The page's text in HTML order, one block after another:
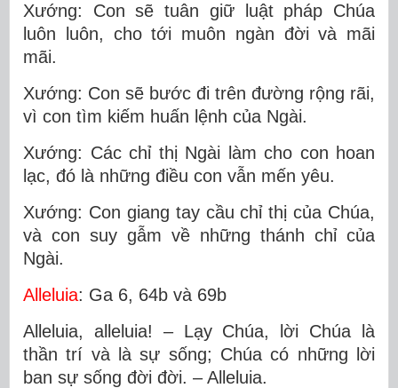
Xướng: Con sẽ tuân giữ luật pháp Chúa
luôn luôn, cho tới muôn ngàn đời và mãi
mãi.
Xướng: Con sẽ bước đi trên đường rộng rãi,
vì con tìm kiếm huấn lệnh của Ngài.
Xướng: Các chỉ thị Ngài làm cho con hoan
lạc, đó là những điều con vẫn mến yêu.
Xướng: Con giang tay cầu chỉ thị của Chúa,
và con suy gẫm về những thánh chỉ của
Ngài.
Alleluia: Ga 6, 64b và 69b
Alleluia, alleluia! – Lạy Chúa, lời Chúa là
thần trí và là sự sống; Chúa có những lời
ban sự sống đời đời. – Alleluia.